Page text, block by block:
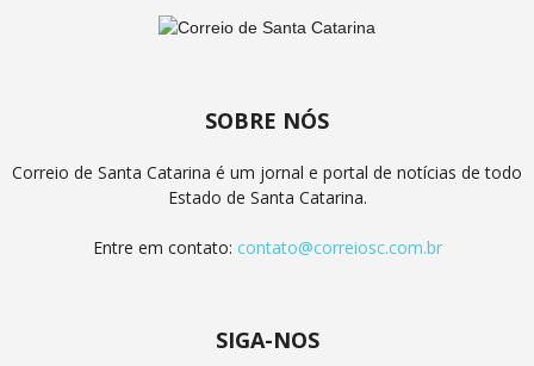
SOBRE NÓS
Correio de Santa Catarina é um jornal e portal de notícias de todo
Estado de Santa Catarina.
Entre em contato: contato@correiosc.com.br
SIGA-NOS